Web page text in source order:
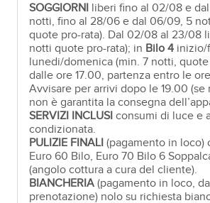
SOGGIORNI liberi fino al 02/08 e
notti, fino al 28/06 e dal 06/09, 5
quote pro-rata). Dal 02/08 al 23/08
notti quote pro-rata); in Bilo 4 inizio/
lunedi/domenica (min. 7 notti,
dalle ore 17.00, partenza entro le
Avvisare per arrivi dopo le 19.00 (se
non è garantita la consegna
SERVIZI INCLUSI consumi di luce e
condizionata.
PULIZIE FINALI (pagamento in loco)
Euro 60 Bilo, Euro 70 Bilo 6
(angolo cottura a cura del cliente).
BIANCHERIA (pagamento in loco,
prenotazione) nolo su richiesta